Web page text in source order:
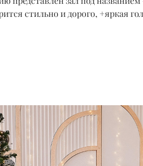
стильно и дорого, +яркая